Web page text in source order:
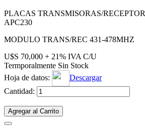
PLACAS TRANSMISORAS/
APC230
MODULO TRANS/REC 431-478MHZ
U$S 70,000 + 21% IVA C/U
Termporalmente Sin Stock
Hoja de datos:
Descargar
Cantidad:
Agregar al Carrito